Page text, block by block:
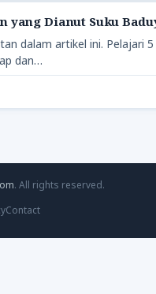
yang Dianut Suku
dalam artikel ini. Pelajari
dan…
. All rights reserved.
Contact